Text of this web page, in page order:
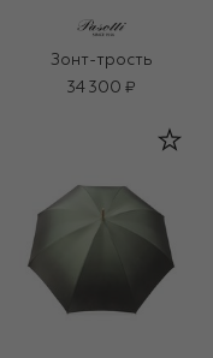
Зонт-трость
34 300 ₽